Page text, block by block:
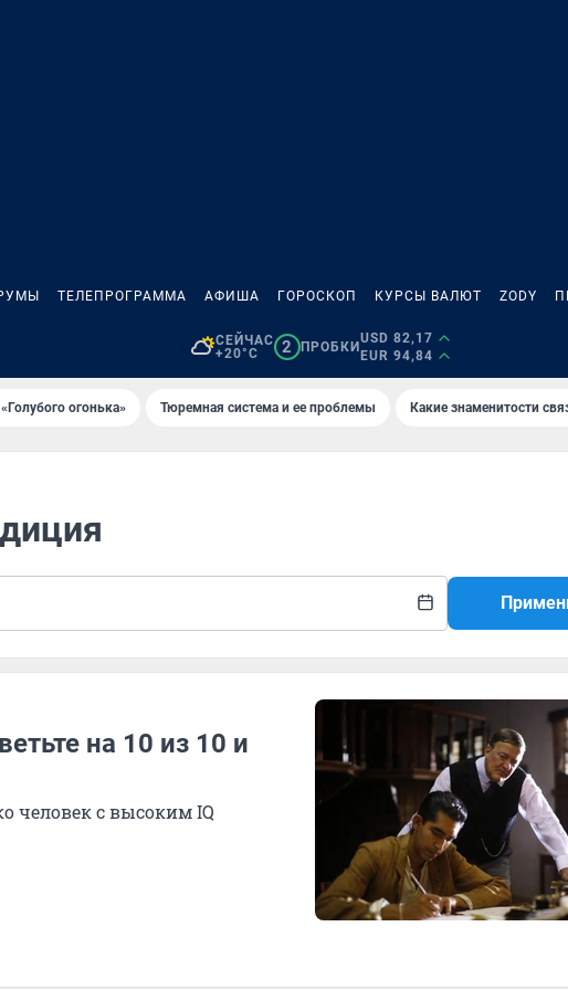
ТЕЛЕПРОГРАММА АФИША ГОРОСКОП КУРСЫ ВАЛЮТ ZODY
СЕЙЧАС
+20°C
2 ПРОБКИ
USD 82,17
EUR 94,84
огонька» Тюремная система и ее проблемы Какие знаменитости
на 10 из 10 и
человек с высоким IQ